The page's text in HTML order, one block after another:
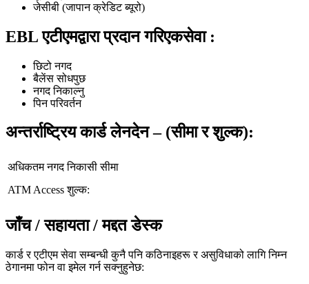
जेसीबी (जापान क्रेडिट ब्यूरो)
EBL एटीएमद्वारा प्रदान गरिएकसेवा :
छिटो नगद
बैलेंस सोधपुछ
नगद निकाल्नु
पिन परिवर्तन
अन्तर्राष्ट्रिय कार्ड लेनदेन – (सीमा र शुल्क):
अधिकतम नगद निकासी सीमा
ATM Access शुल्क:
जाँच / सहायता / मद्दत डेस्क
कार्ड र एटीएम सेवा सम्बन्धी कुनै पनि कठिनाइहरू र असुविधाको लागि निम्न
ठेगानमा फोन वा इमेल गर्न सक्नुहुनेछ: